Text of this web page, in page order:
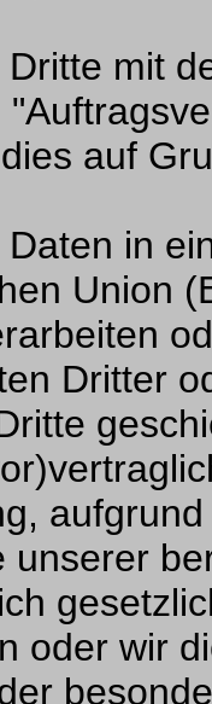
mit
auf
in
Union
Dritter
unserer
oder wir